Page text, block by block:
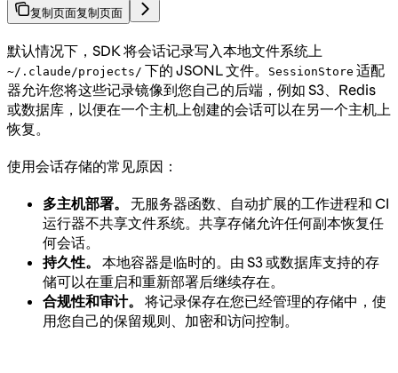
复制页面复制页面
默认情况下，SDK 将会话记录写入本地文件系统上
~/.claude/projects/ 下的 JSONL 文件。 SessionStore 适配
器允许您将这些记录镜像到您自己的后端，例如 S3、Redis
或数据库，以便在一个主机上创建的会话可以在另一个主机上
恢复。
使用会话存储的常见原因：
多主机部署。
无服务器函数、自动扩展的工作进程和 CI
运行器不共享文件系统。共享存储允许任何副本恢复任
何会话。
持久性。
本地容器是临时的。由 S3 或数据库支持的存
储可以在重启和重新部署后继续存在。
合规性和审计。
将记录保存在您已经管理的存储中，使
用您自己的保留规则、加密和访问控制。